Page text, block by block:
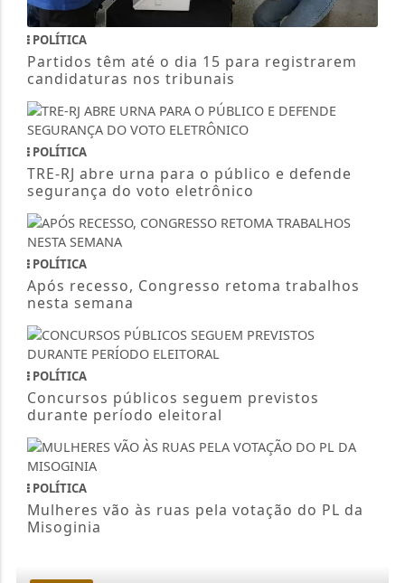
POLÍTICA
Partidos têm até o dia 15 para registrarem
candidaturas nos tribunais
POLÍTICA
TRE-RJ abre urna para o público e defende
segurança do voto eletrônico
POLÍTICA
Após recesso, Congresso retoma trabalhos
nesta semana
POLÍTICA
Concursos públicos seguem previstos
durante período eleitoral
POLÍTICA
Mulheres vão às ruas pela votação do PL da
Misoginia